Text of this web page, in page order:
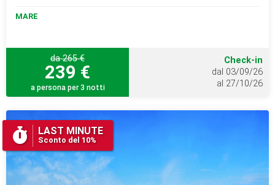
MARE
da 265 €
239 €
a persona per 3 notti
Check-in
dal 03/09/26
al 27/10/26
LAST MINUTE
Sconto del 10%